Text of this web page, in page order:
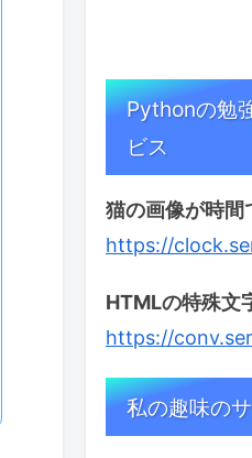
Pythonの勉
ビス
猫の画像が時間
https://
HTMLの特殊文
https://
私の趣味の